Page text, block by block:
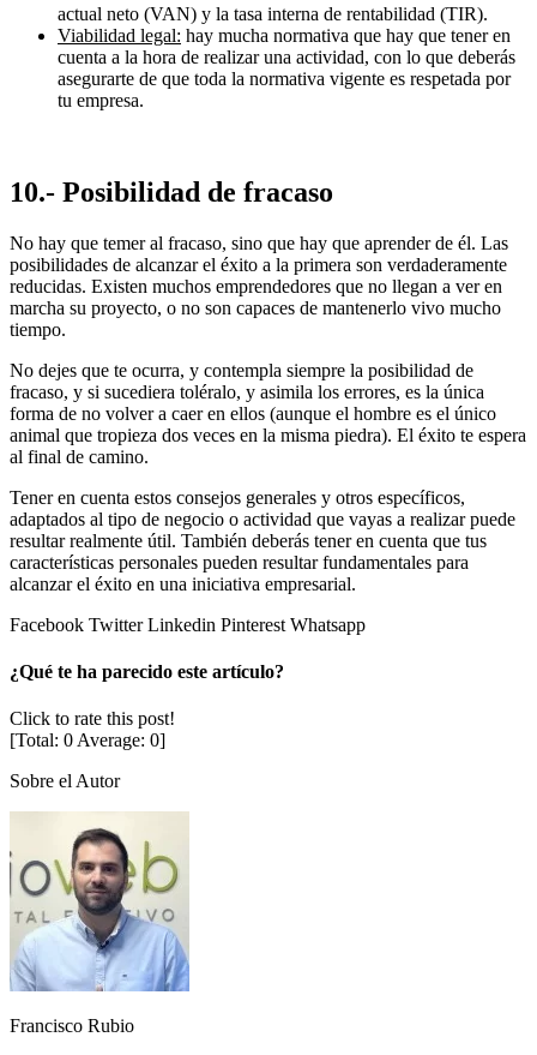
actual neto (VAN) y la tasa interna de rentabilidad (TIR).
Viabilidad legal: hay mucha normativa que hay que tener en
cuenta a la hora de realizar una actividad, con lo que deberás
asegurarte de que toda la normativa vigente es respetada por
tu empresa.
10.- Posibilidad de fracaso
No hay que temer al fracaso, sino que hay que aprender de él. Las
posibilidades de alcanzar el éxito a la primera son verdaderamente
reducidas. Existen muchos emprendedores que no llegan a ver en
marcha su proyecto, o no son capaces de mantenerlo vivo mucho
tiempo.
No dejes que te ocurra, y contempla siempre la posibilidad de
fracaso, y si sucediera toléralo, y asimila los errores, es la única
forma de no volver a caer en ellos (aunque el hombre es el único
animal que tropieza dos veces en la misma piedra). El éxito te espera
al final de camino.
Tener en cuenta estos consejos generales y otros específicos,
adaptados al tipo de negocio o actividad que vayas a realizar puede
resultar realmente útil. También deberás tener en cuenta que tus
características personales pueden resultar fundamentales para
alcanzar el éxito en una iniciativa empresarial.
Facebook Twitter Linkedin Pinterest Whatsapp
¿Qué te ha parecido este artículo?
Click to rate this post!
[Total: 0Average: 0]
Sobre el Autor
Francisco Rubio